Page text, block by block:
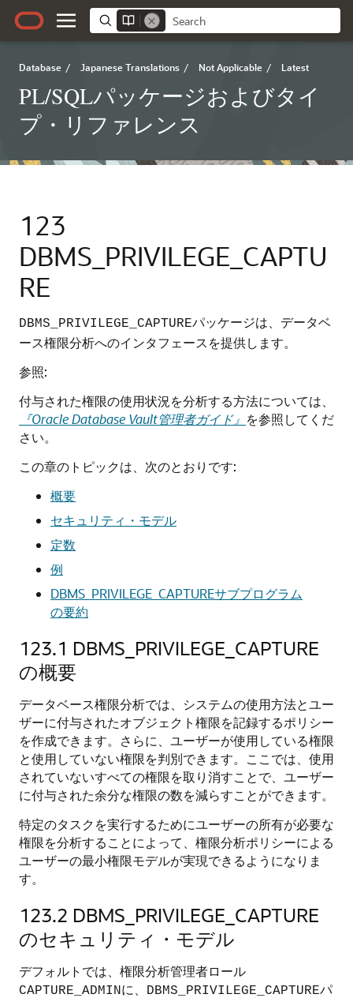
Database / Japanese Translations / Not Applicable / Latest
PL/SQLパッケージおよびタイ
プ・リファレンス
123
DBMS_PRIVILEGE_CAPTU
RE
DBMS_PRIVILEGE_CAPTUREパッケージは、データベ
ース権限分析へのインタフェースを提供します。
参照:
付与された権限の使用状況を分析する方法については、
『Oracle Database Vault管理者ガイド』 を参照してくだ
さい。
この章のトピックは、次のとおりです:
概要
セキュリティ・モデル
定数
例
DBMS_PRIVILEGE_CAPTUREサブプログラム
の要約
123.1 DBMS_PRIVILEGE_CAPTURE
の概要
データベース権限分析では、システムの使用方法とユー
ザーに付与されたオブジェクト権限を記録するポリシー
を作成できます。さらに、ユーザーが使用している権限
と使用していない権限を判別できます。ここでは、使用
されていないすべての権限を取り消すことで、ユーザー
に付与された余分な権限の数を減らすことができます。
特定のタスクを実行するためにユーザーの所有が必要な
権限を分析することによって、権限分析ポリシーによる
ユーザーの最小権限モデルが実現できるようになりま
す。
123.2 DBMS_PRIVILEGE_CAPTURE
のセキュリティ・モデル
デフォルトでは、権限分析管理者ロール
CAPTURE_ADMINに、 DBMS_PRIVILEGE_CAPTUREパ